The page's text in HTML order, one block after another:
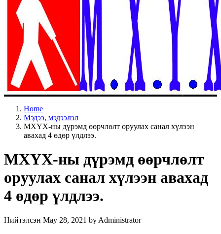
Home
Мэдээ, мэдээлэл
МХҮХ-ны дүрэмд өөрчлөлт оруулах санал хүлээн
авахад 4 өдөр үлдлээ.
МХҮХ-ны дүрэмд өөрчлөлт
оруулах санал хүлээн авахад
4 өдөр үлдлээ.
Нийтэлсэн May 28, 2021 by Administrator